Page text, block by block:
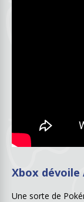
Xbox dévoile
Une sorte de